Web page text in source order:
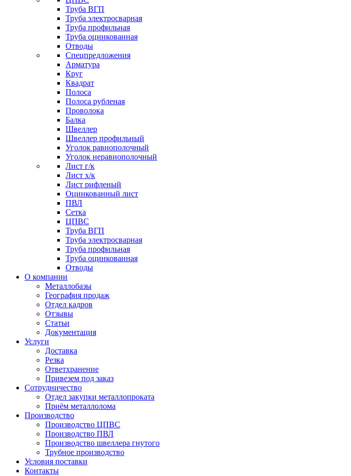
Труба ВГП
Труба электросварная
Труба профильная
Труба оцинкованная
Отводы
Спецпредложения
Арматура
Круг
Квадрат
Полоса
Полоса рубленая
Проволока
Балка
Швеллер
Швеллер профильный
Уголок равнополочный
Уголок неравнополочный
Лист г/к
Лист х/к
Лист рифленый
Оцинкованный лист
ПВЛ
Сетка
ЦПВС
Труба ВГП
Труба электросварная
Труба профильная
Труба оцинкованная
Отводы
О компании
Металлобазы
География продаж
Отдел кадров
Отзывы
Статьи
Документация
Услуги
Доставка
Резка
Ответхранение
Привезем под заказ
Сотрудничество
Отдел закупки металлопроката
Приём металлолома
Производство
Производство ЦПВС
Производство ПВЛ
Производство швеллера гнутого
Трубное производство
Условия поставки
Контакты